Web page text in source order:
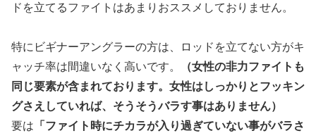
ドを立てるファイトはあまりおススメしておりません。
特にビギナーアングラーの方は、ロッドを立てない方がキ
ャッチ率は間違いなく高いです。
（女性の非力ファイトも
同じ要素が含まれております。女性はしっかりとフッキン
グさえしていれば、そうそうバラす事はありません）
要は 「ファイト時にチカラが入り過ぎていない事がバラさ